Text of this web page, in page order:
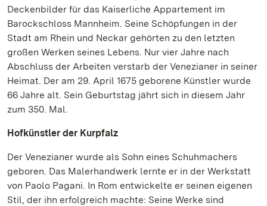
Deckenbilder für das Kaiserliche Appartement im
Barockschloss Mannheim. Seine Schöpfungen in der
Stadt am Rhein und Neckar gehörten zu den letzten
großen Werken seines Lebens. Nur vier Jahre nach
Abschluss der Arbeiten verstarb der Venezianer in seiner
Heimat. Der am 29. April 1675 geborene Künstler wurde
66 Jahre alt. Sein Geburtstag jährt sich in diesem Jahr
zum 350. Mal.
Hofkünstler der Kurpfalz
Der Venezianer wurde als Sohn eines Schuhmachers
geboren. Das Malerhandwerk lernte er in der Werkstatt
von Paolo Pagani. In Rom entwickelte er seinen eigenen
Stil, der ihn erfolgreich machte: Seine Werke sind